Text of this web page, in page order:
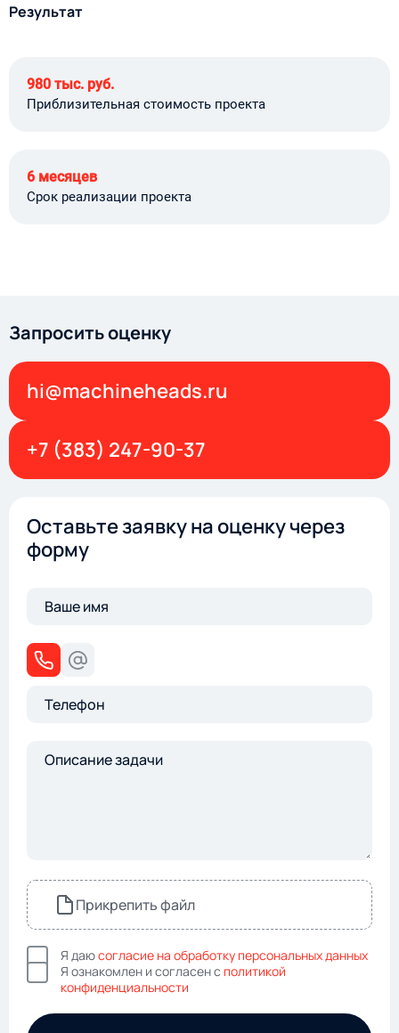
Результат
980 тыс. руб.
Приблизительная стоимость проекта
6 месяцев
Срок реализации проекта
Запросить оценку
hi@machineheads.ru
+7 (383) 247-90-37
Оставьте заявку на оценку через
форму
Прикрепить файл
Я даюсогласие на обработку персональных данных
Я ознакомлен и согласен с политикой
конфиденциальности